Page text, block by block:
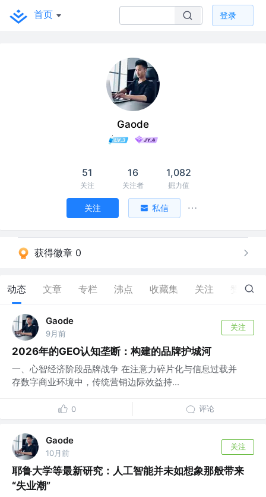
首页 登录
Gaode
51
关注
16
关注者
1,082
掘力值
关注 私信
获得徽章 0
动态 文章 专栏 沸点 收藏集 关注 15
Gaode
9月前
关注
2026年的GEO认知垄断：构建的品牌护城河
一、心智经济阶段品牌战争 在注意力碎片化与信息过载并
存数字商业环境中，传统营销边际效益持...
0 评论
Gaode
10月前
关注
耶鲁大学等最新研究：人工智能并未如想象那般带来
“失业潮”